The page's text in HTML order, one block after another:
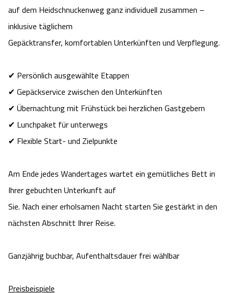
Barriere­freiheits-Einstell­ungen
auf dem Heidschnuckenweg ganz individuell zusammen –
inklusive täglichem
Gepäcktransfer, komfortablen Unterkünften und Verpflegung.
✔ Persönlich ausgewählte Etappen
✔ Gepäckservice zwischen den Unterkünften
✔ Übernachtung mit Frühstück bei herzlichen Gastgebern
✔ Lunchpaket für unterwegs
✔ Flexible Start- und Zielpunkte
Am Ende jedes Wandertages wartet ein gemütliches Bett in
Ihrer gebuchten Unterkunft auf
Sie. Nach einer erholsamen Nacht starten Sie gestärkt in den
nächsten Abschnitt Ihrer Reise.
Ganzjährig buchbar, Aufenthaltsdauer frei wählbar
Preisbeispiele